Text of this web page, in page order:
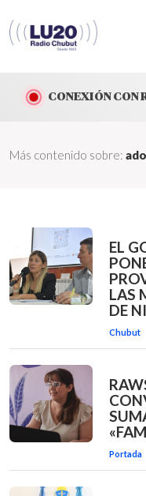
CONEXIÓN CON
Más contenido sobre:
EL
LAS
DE
Chubut
Portada